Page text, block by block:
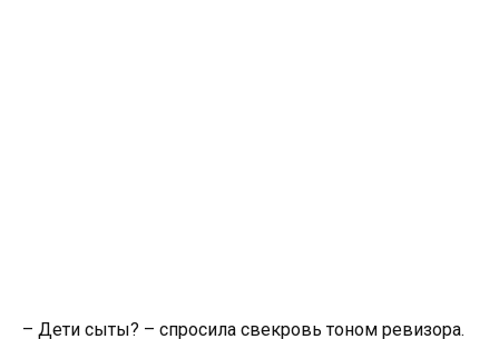
– Дети сыты? – спросила свекровь тоном ревизора.